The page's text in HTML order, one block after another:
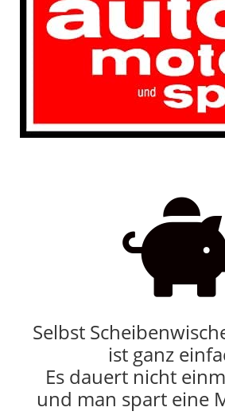
Selbst
ist ganz
Es dauert nicht
und man spart eine